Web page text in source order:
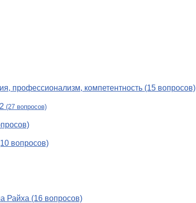
профессионализм, компетентность (15 вопросов)
(27 вопросов)
вопросов)
Райха (16 вопросов)